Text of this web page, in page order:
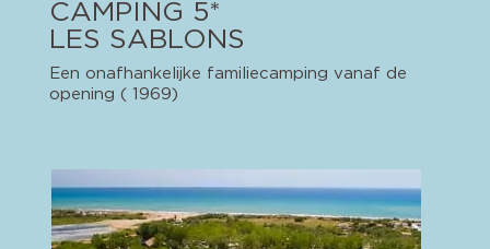
CAMPING 5*
LES SABLONS
Een onafhankelijke familiecamping vanaf de
opening ( 1969)